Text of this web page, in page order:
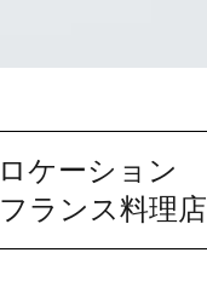
ケーション
ランス料理店